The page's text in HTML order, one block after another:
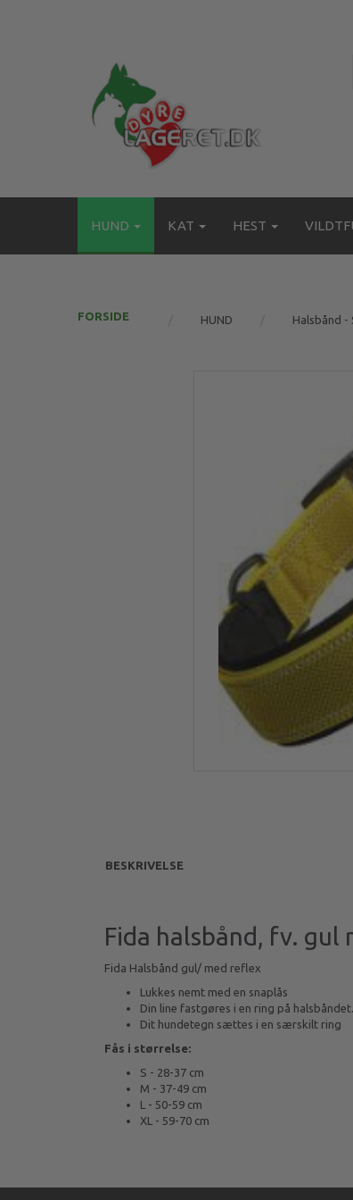
HUND KAT HEST
FORSIDE HUND Halsbånd -
BESKRIVELSE
Fida halsbånd, fv. gul
Fida Halsbånd gul/ med reflex
Lukkes nemt med en snaplås
Din line fastgøres i en ring på halsbåndet.
Dit hundetegn sættes i en særskilt ring
Fås i størrelse:
S - 28-37 cm
M - 37-49 cm
L - 50-59 cm
XL - 59-70 cm